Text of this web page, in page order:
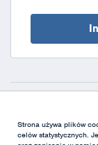
Strona używa plików
celów statystycznych.